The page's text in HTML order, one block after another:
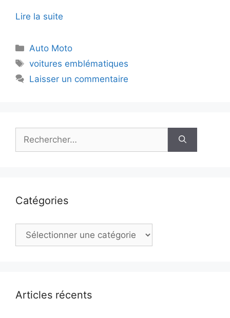
Lire la suite
Catégories
Auto Moto
Étiquettes
voitures emblématiques
Laisser un commentaire
Catégories
Catégories
Articles récents